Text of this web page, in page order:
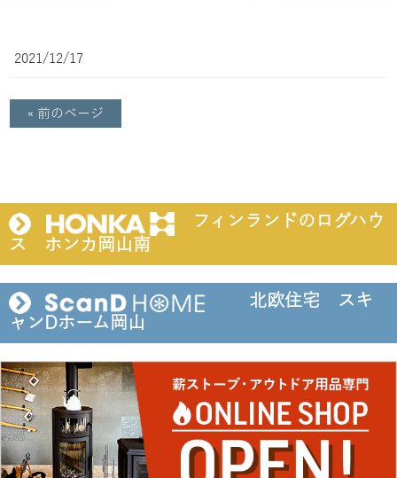
2021/12/17
« 前のページ
フィンランドのログハウ
ス ホンカ岡山南
北欧住宅 スキ
ャンDホーム岡山